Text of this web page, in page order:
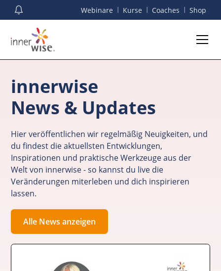
Webinare I Kurse I Coaches I Shop
innerwise
News & Updates
Hier veröffentlichen wir regelmäßig Neuigkeiten, und
du findest die aktuellsten Entwicklungen,
Inspirationen und praktische Werkzeuge aus der
Welt von innerwise - so kannst du live die
Veränderungen miterleben und dich inspirieren
lassen.
Alle News anzeigen